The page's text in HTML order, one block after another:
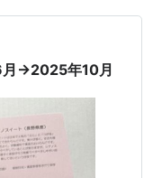
→2025年10月